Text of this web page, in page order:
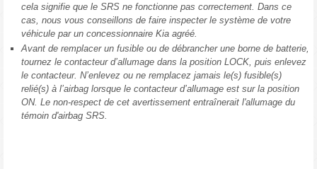
cela signifie que le SRS ne fonctionne pas correctement. Dans ce
cas, nous vous conseillons de faire inspecter le système de votre
véhicule par un concessionnaire Kia agréé.
Avant de remplacer un fusible ou de débrancher une borne de batterie,
tournez le contacteur d’allumage dans la position LOCK, puis enlevez
le contacteur. N’enlevez ou ne remplacez jamais le(s) fusible(s)
relié(s) à l’airbag lorsque le contacteur d’allumage est sur la position
ON. Le non-respect de cet avertissement entraînerait l'allumage du
témoin d'airbag SRS.